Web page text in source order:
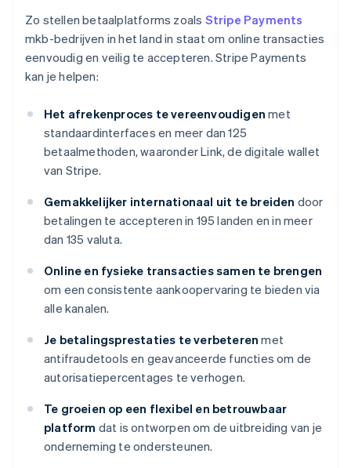
Zo stellen betaalplatforms zoals Stripe Payments
mkb-bedrijven in het land in staat om online transacties
eenvoudig en veilig te accepteren. Stripe Payments
kan je helpen:
Het afrekenproces te vereenvoudigen met
standaardinterfaces en meer dan 125
betaalmethoden, waaronder Link, de digitale wallet
van Stripe.
Gemakkelijker internationaal uit te breiden door
betalingen te accepteren in 195 landen en in meer
dan 135 valuta.
Online en fysieke transacties samen te brengen
om een consistente aankoopervaring te bieden via
alle kanalen.
Je betalingsprestaties te verbeteren met
antifraudetools en geavanceerde functies om de
autorisatiepercentages te verhogen.
Te groeien op een flexibel en betrouwbaar
platform dat is ontworpen om de uitbreiding van je
onderneming te ondersteunen.